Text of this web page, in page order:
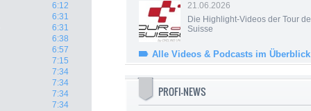
6:12
6:31
6:31
6:38
6:57
7:15
7:34
7:34
7:34
7:34
21.06.2026
Die Highlight-Videos der Tour de
Suisse
Alle Videos & Podcasts im Überblick
PROFI-NEWS